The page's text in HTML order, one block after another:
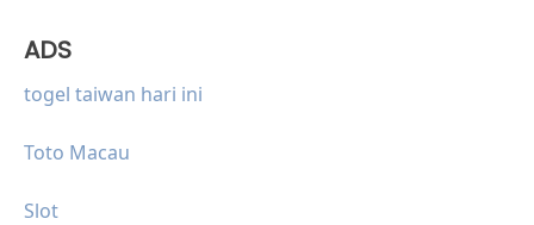
ADS
togel taiwan hari ini
Toto Macau
Slot